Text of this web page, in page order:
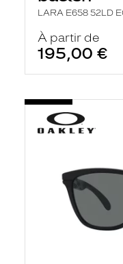
LARA E658 52LD
À partir de
195,00 €